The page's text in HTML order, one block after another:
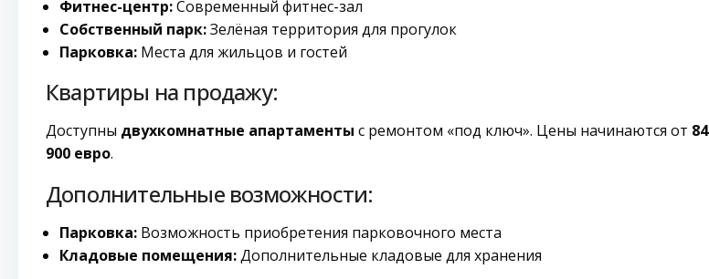
Фитнес-центр:Современный фитнес-зал
Собственный парк:Зелёная территория для прогулок
Парковка: Места для жильцов и гостей
Квартиры на продажу:
Доступны двухкомнатные апартаменты с ремонтом «под ключ». Цены начинаются от 84
900 евро.
Дополнительные возможности:
Парковка: Возможность приобретения парковочного места
Кладовые помещения:Дополнительные кладовые для хранения